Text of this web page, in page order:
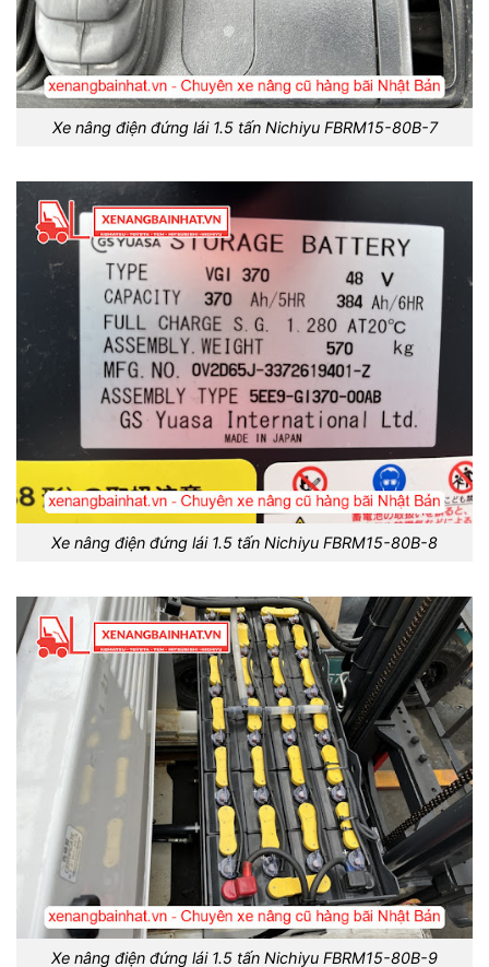
Xe nâng điện đứng lái 1.5 tấn Nichiyu FBRM15-80B-7
Xe nâng điện đứng lái 1.5 tấn Nichiyu FBRM15-80B-8
Xe nâng điện đứng lái 1.5 tấn Nichiyu FBRM15-80B-9